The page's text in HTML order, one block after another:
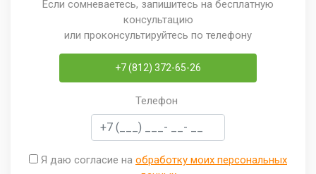
Если сомневаетесь, запишитесь на бесплатную
консультацию
или проконсультируйтесь по телефону
+7 (812) 372-65-26
Телефон
Я даю согласие на обработку моих персональных